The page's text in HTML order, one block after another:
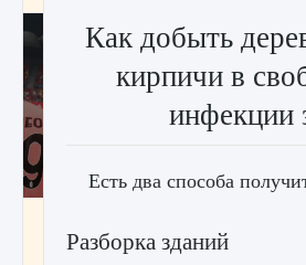
9 августа 2024
Как добыть
кирпичи в
инфекции
Есть два способа
Разборка зданий